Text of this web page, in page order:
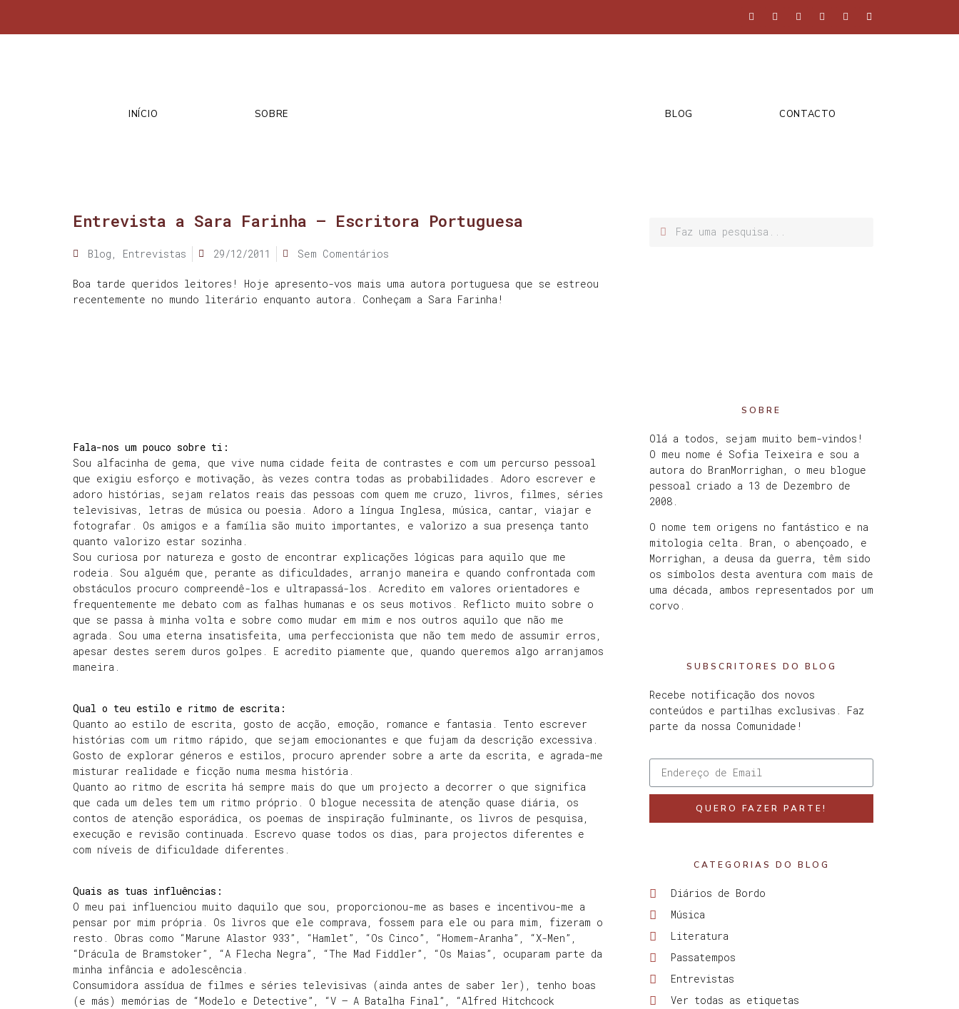
INÍCIO SOBRE BLOG CONTACTO
Entrevista a Sara Farinha – Escritora Portuguesa
Blog , Entrevistas 29/12/2011 Sem Comentários
Boa tarde queridos leitores! Hoje apresento-vos mais uma autora portuguesa que se estreou
recentemente no mundo literário enquanto autora. Conheçam a Sara Farinha!
Fala-nos um pouco sobre ti:
Sou alfacinha de gema, que vive numa cidade feita de contrastes e com um percurso pessoal
que exigiu esforço e motivação, às vezes contra todas as probabilidades. Adoro escrever e
adoro histórias, sejam relatos reais das pessoas com quem me cruzo, livros, filmes, séries
televisivas, letras de música ou poesia. Adoro a língua Inglesa, música, cantar, viajar e
fotografar. Os amigos e a família são muito importantes, e valorizo a sua presença tanto
quanto valorizo estar sozinha.
Sou curiosa por natureza e gosto de encontrar explicações lógicas para aquilo que me
rodeia. Sou alguém que, perante as dificuldades, arranjo maneira e quando confrontada com
obstáculos procuro compreendê-los e ultrapassá-los. Acredito em valores orientadores e
frequentemente me debato com as falhas humanas e os seus motivos. Reflicto muito sobre o
que se passa à minha volta e sobre como mudar em mim e nos outros aquilo que não me
agrada. Sou uma eterna insatisfeita, uma perfeccionista que não tem medo de assumir erros,
apesar destes serem duros golpes. E acredito piamente que, quando queremos algo arranjamos
maneira.
Qual o teu estilo e ritmo de escrita:
Quanto ao estilo de escrita, gosto de acção, emoção, romance e fantasia. Tento escrever
histórias com um ritmo rápido, que sejam emocionantes e que fujam da descrição excessiva.
Gosto de explorar géneros e estilos, procuro aprender sobre a arte da escrita, e agrada-me
misturar realidade e ficção numa mesma história.
Quanto ao ritmo de escrita há sempre mais do que um projecto a decorrer o que significa
que cada um deles tem um ritmo próprio. O blogue necessita de atenção quase diária, os
contos de atenção esporádica, os poemas de inspiração fulminante, os livros de pesquisa,
execução e revisão continuada. Escrevo quase todos os dias, para projectos diferentes e
com níveis de dificuldade diferentes.
Quais as tuas influências:
O meu pai influenciou muito daquilo que sou, proporcionou-me as bases e incentivou-me a
pensar por mim própria. Os livros que ele comprava, fossem para ele ou para mim, fizeram o
resto. Obras como “Marune Alastor 933”, “Hamlet”, “Os Cinco”, “Homem-Aranha”, “X-Men”,
“Drácula de Bramstoker”, “A Flecha Negra”, “The Mad Fiddler”, “Os Maias”, ocuparam parte da
minha infância e adolescência.
Consumidora assídua de filmes e séries televisivas (ainda antes de saber ler), tenho boas
(e más) memórias de “Modelo e Detective”, “V – A Batalha Final”, “Alfred Hitchcock
SOBRE
Olá a todos, sejam muito bem-vindos!
O meu nome é Sofia Teixeira e sou a
autora do BranMorrighan, o meu blogue
pessoal criado a 13 de Dezembro de
2008.
O nome tem origens no fantástico e na
mitologia celta. Bran, o abençoado, e
Morrighan, a deusa da guerra, têm sido
os símbolos desta aventura com mais de
uma década, ambos representados por um
corvo.
SUBSCRITORES DO BLOG
Recebe notificação dos novos
conteúdos e partilhas exclusivas. Faz
parte da nossa Comunidade!
QUERO FAZER PARTE!
CATEGORIAS DO BLOG
Diários de Bordo
Música
Literatura
Passatempos
Entrevistas
Ver todas as etiquetas